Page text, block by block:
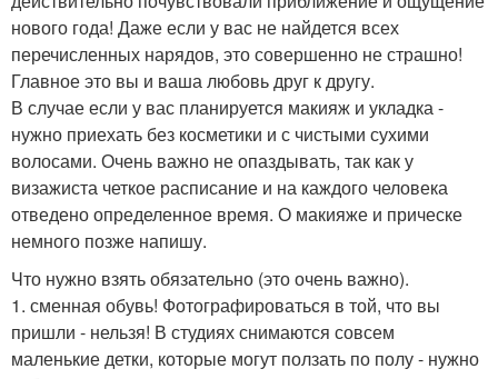
нового года! Даже если у вас не найдется всех
перечисленных нарядов, это совершенно не страшно!
Главное это вы и ваша любовь друг к другу.
В случае если у вас планируется макияж и укладка -
нужно приехать без косметики и с чистыми сухими
волосами. Очень важно не опаздывать, так как у
визажиста четкое расписание и на каждого человека
отведено определенное время. О макияже и прическе
немного позже напишу.
Что нужно взять обязательно (это очень важно).
1. сменная обувь! Фотографироваться в той, что вы
пришли - нельзя! В студиях снимаются совсем
маленькие детки, которые могут ползать по полу - нужно